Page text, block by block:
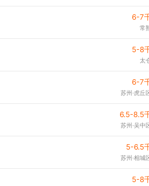
6-7
常
5-8
太
6-7
苏州·虎丘
6.5-8.5
苏州·吴中
5-6.5
苏州·相城
5-8